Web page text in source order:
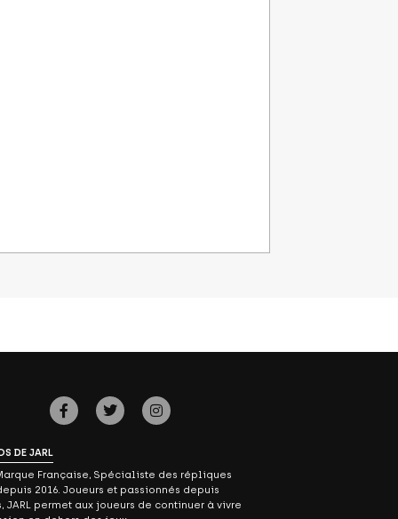
DE JARL
Française, Spécialiste des répliques
2016. Joueurs et passionnés depuis
JARL permet aux joueurs de continuer à vivre